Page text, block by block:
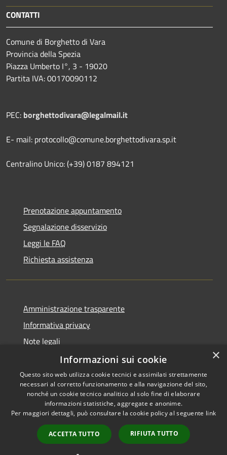
CONTATTI
Comune di Borghetto di Vara
Provincia della Spezia
Piazza Umberto I°, 3 - 19020
Partita IVA: 00170090112
PEC: borghettodivara@legalmail.it
E- mail: protocollo@comune.borghettodivara.sp.it
Centralino Unico: (+39) 0187 894121
Prenotazione appuntamento
Segnalazione disservizio
Leggi le FAQ
Richiesta assistenza
Amministrazione trasparente
Informativa privacy
Note legali
Dichiarazione di accessibilità
RSS
Accessibilità
Copyright © 2026 • Comune di
Borghetto di Vara • Powered
byMunicipium
Accesso
redazione
×
Informazioni sui cookie
Questo sito web utilizza cookie tecnici e assimilati strettamente
necessari al corretto funzionamento e alla navigazione del sito,
nonché un cookie tecnico analitico al solo fine di elaborare
informazioni statistiche, aggregate e anonime.
Per maggiori dettagli, può consultare la cookie policy al seguente link
ACCETTA TUTTO RIFIUTA TUTTO